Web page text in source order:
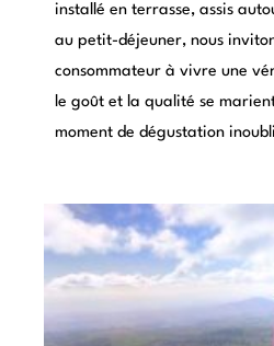
installé en terrasse, assis
au petit-déjeuner, nous
consommateur à vivre une
le goût et la qualité se
moment de dégustation